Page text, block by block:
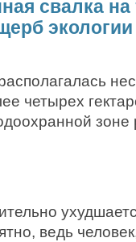
свалка на
экологии
четырех
зоне
ведь